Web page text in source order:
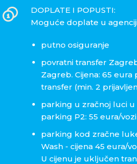
DOPLATE I POPUSTI:
Moguće doplate u
putno osiguranje
povratni transfer
Zagreb. Cijena: 65
transfer (min. 2
parking u zračnoj luci u
parking P2: 55 eura/
parking kod zračne
Wash - cijena 45 eura/
U cijenu je uključen